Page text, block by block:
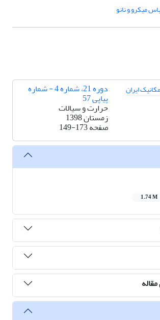
میکرو و نانو
دوره 21، شماره 4 - شماره
پیاپی 57
حرارت و سیالات
زمستان 1398
صفحه149-173
1.74 M